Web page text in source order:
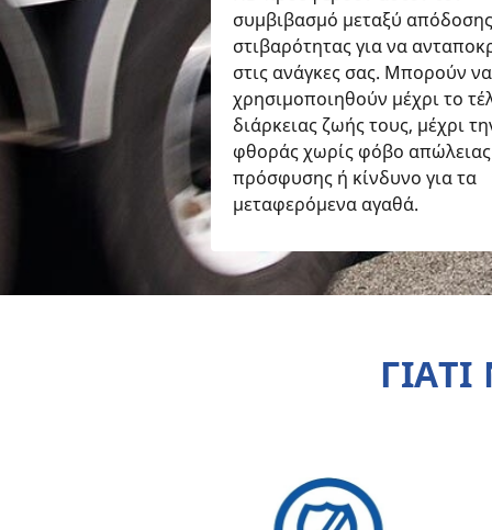
συμβιβασμό μεταξύ
στιβαρότητας για να
στις ανάγκες σας. Μπορούν να
χρησιμοποιηθούν μέχρι το
διάρκειας ζωής τους, μέχρι
φθοράς χωρίς φόβο απώλειας
πρόσφυσης ή κίνδυνο για τα
μεταφερόμενα αγαθά.